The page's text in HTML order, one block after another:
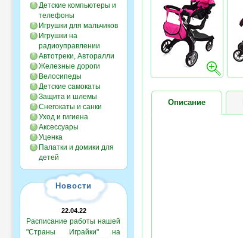
Детские компьютеры и
телефоны
Игрушки для мальчиков
Игрушки на
радиоуправлении
Автотреки, Авторалли
Железные дороги
Велосипеды
Детские самокаты
Защита и шлемы
Снегокаты и санки
Уход и гигиена
Аксессуары
Уценка
Палатки и домики для
детей
Новости
22.04.22
Расписание работы нашей
"Страны Играйки" на
Описание